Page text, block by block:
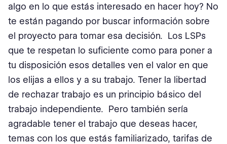
algo en lo que estás interesado en hacer hoy? No
te están pagando por buscar información sobre
el proyecto para tomar esa decisión. Los LSPs
que te respetan lo suficiente como para poner a
tu disposición esos detalles ven el valor en que
los elijas a ellos y a su trabajo. Tener la libertad
de rechazar trabajo es un principio básico del
trabajo independiente. Pero también sería
agradable tener el trabajo que deseas hacer,
temas con los que estás familiarizado, tarifas de